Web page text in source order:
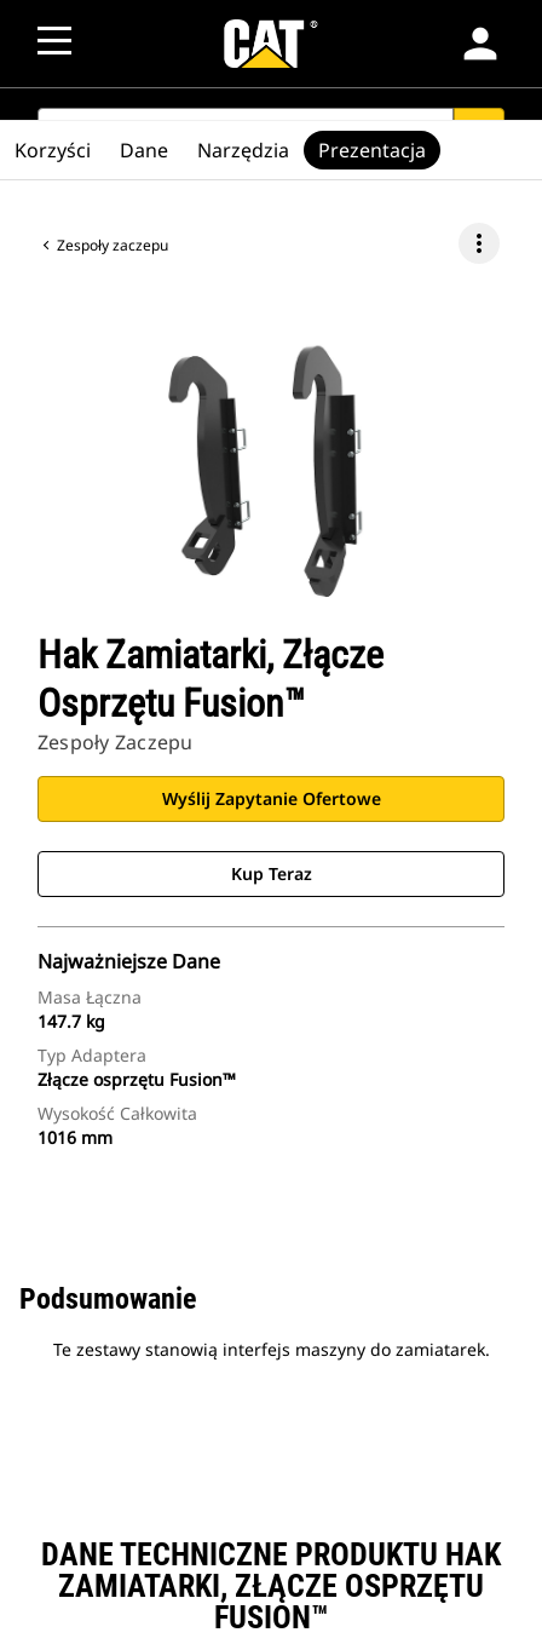
person
SEARCH
Zespoły zaczepu more_vert
Hak Zamiatarki, Złącze
Osprzętu Fusion™
Zespoły Zaczepu
Wyślij Zapytanie Ofertowe
Kup Teraz
Najważniejsze Dane
Masa Łączna
147.7 kg
Typ Adaptera
Złącze osprzętu Fusion™
Wysokość Całkowita
1016 mm
Korzyści Dane Narzędzia Prezentacja
Podsumowanie
Te zestawy stanowią interfejs maszyny do zamiatarek.
DANE TECHNICZNE PRODUKTU HAK
ZAMIATARKI, ZŁĄCZE OSPRZĘTU
FUSION™